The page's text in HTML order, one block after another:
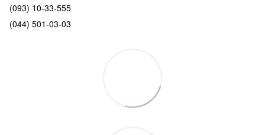
(093) 10-33-555
(044) 501-03-03